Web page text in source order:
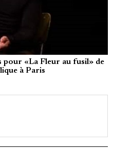
«La Fleur au fusil» de
à Paris